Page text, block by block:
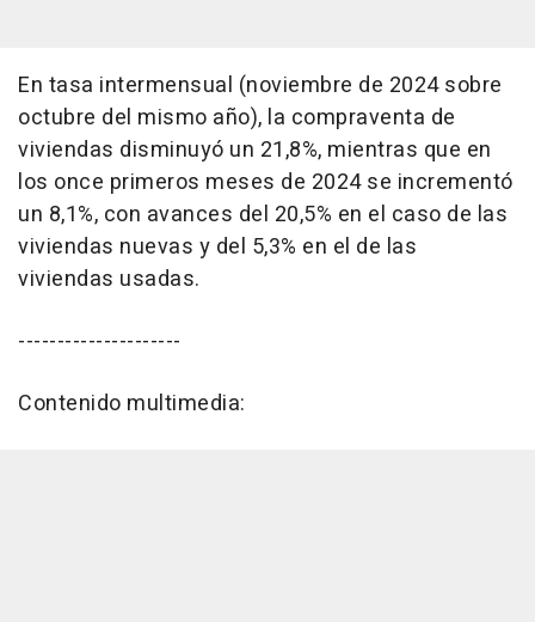
En tasa intermensual (noviembre de 2024 sobre
octubre del mismo año), la compraventa de
viviendas disminuyó un 21,8%, mientras que en
los once primeros meses de 2024 se incrementó
un 8,1%, con avances del 20,5% en el caso de las
viviendas nuevas y del 5,3% en el de las
viviendas usadas.
---------------------
Contenido multimedia: